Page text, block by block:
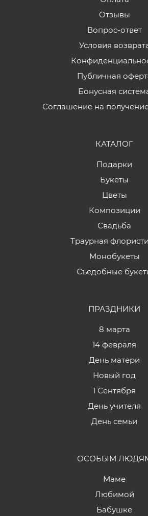
Отзывы
Вопрос-ответ
Условия
Публичная
Бонусная
Соглашение на
КАТАЛОГ
Подарки
Букеты
Цветы
Композиции
Свадьба
Траурная
Монобукеты
Съедобные
ПРАЗДНИКИ
8 марта
14 февраля
День матери
Новый год
1 Сентября
День учителя
День семьи
ОСОБЫМ
Маме
Любимой
Бабушке